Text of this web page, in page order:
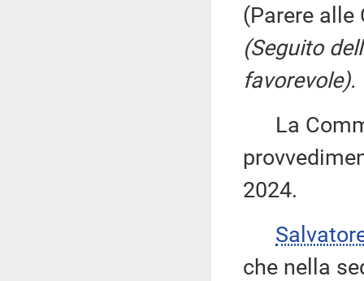
(Parere alle
(Seguito
favorevole).
La
2024.
che nella